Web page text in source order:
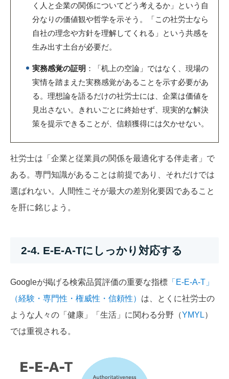
く人と企業の関係についてどう考えるか」という自
分なりの価値観や哲学を示そう。「この社労士なら
自社の理念や方針を理解してくれる」という共感を
生み出す土台が必要だ。
実務感覚の証明 ：「机上の空論」ではなく、現場の
実情を踏まえた実務感覚があることを示す必要があ
る。理想論を語るだけの社労士には、企業は価値を
見出さない。きれいごとに終始せず、現実的な解決
策を提示できることが、信頼獲得には欠かせない。
社労士は「企業と従業員の関係を最適化する伴走者」で
ある。専門知識があることは前提であり、それだけでは
選ばれない。人間性こそが最大の差別化要因であること
を肝に銘じよう。
2-4. E-E-A-Tにしっかり対応する
Googleが掲げる検索品質評価の重要な指標 「E-E-A-T」
（経験・専門性・権威性・信頼性） は、とくに社労士の
ような人々の「健康」「生活」に関わる分野（YMYL）
では重視される。